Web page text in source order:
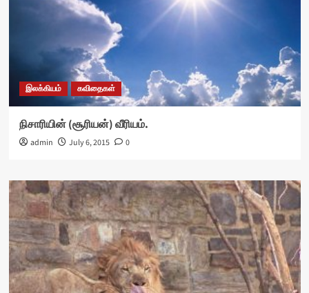
இலக்கியம் கவிதைகள்
நிசாரியின் (சூரியன்) வீரியம்.
admin July 6, 2015 0